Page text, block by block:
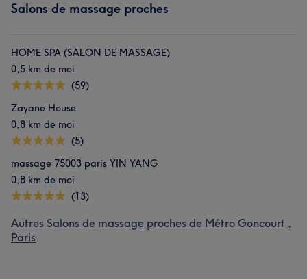
Salons de massage proches
HOME SPA (SALON DE MASSAGE)
0,5 km de moi
(59)
Zayane House
0,8 km de moi
(5)
massage 75003 paris YIN YANG
0,8 km de moi
(13)
Autres Salons de massage proches de Métro Goncourt ,
Paris